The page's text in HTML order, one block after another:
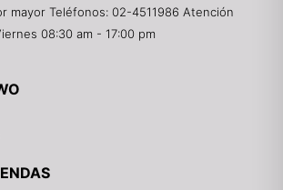
mayor Teléfonos: 02-4511986 Atención
08:30 am - 17:00 pm